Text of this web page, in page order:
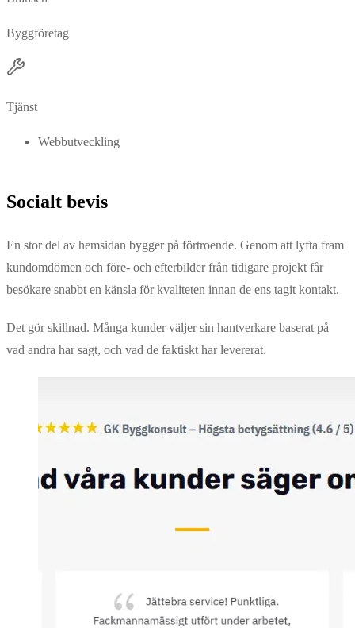
Byggföretag
Tjänst
Webbutveckling
Socialt bevis
En stor del av hemsidan bygger på förtroende. Genom att lyfta fram
kundomdömen och före- och efterbilder från tidigare projekt får
besökare snabbt en känsla för kvaliteten innan de ens tagit kontakt.
Det gör skillnad. Många kunder väljer sin hantverkare baserat på
vad andra har sagt, och vad de faktiskt har levererat.